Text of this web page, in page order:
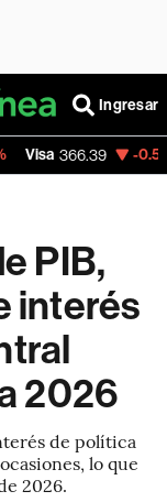
Ingresar
-0.58%
PIB,
interés
2026
de política
lo que
2026.